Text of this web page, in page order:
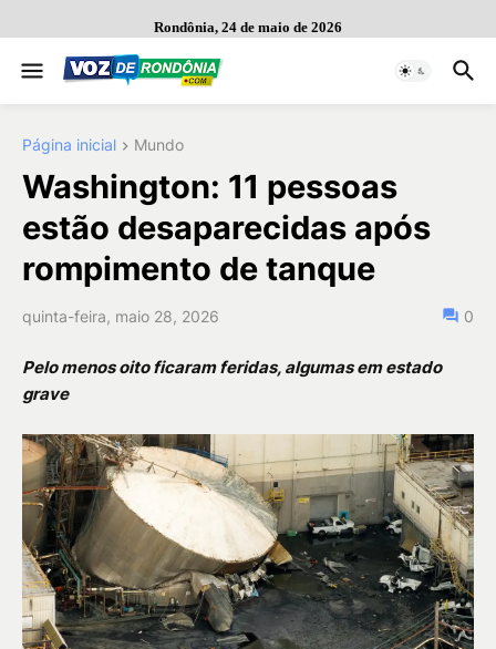
Rondônia, 24 de maio de 2026
Página inicial Mundo
Washington: 11 pessoas
estão desaparecidas após
rompimento de tanque
quinta-feira, maio 28, 2026 0
Pelo menos oito ficaram feridas, algumas em estado
grave